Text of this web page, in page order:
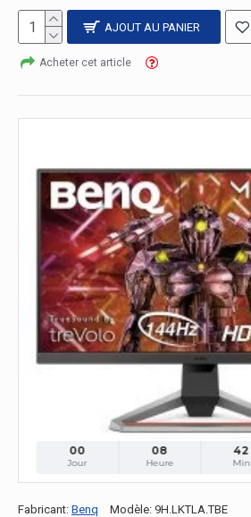
AJOUT AU PANIER
Acheter cet article
00
Jour
08
Heure
42
Min
Fabricant: Benq Modèle: 9H.LKTLA.TBE